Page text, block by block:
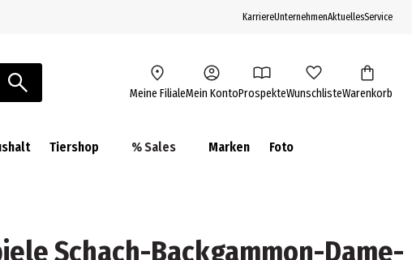
KarriereUnternehmenAktuellesService
Meine FilialeMein KontoProspekteWunschlisteWarenkorb
Tiershop % Sales Marken Foto
Schach-Backgammon-Dame-